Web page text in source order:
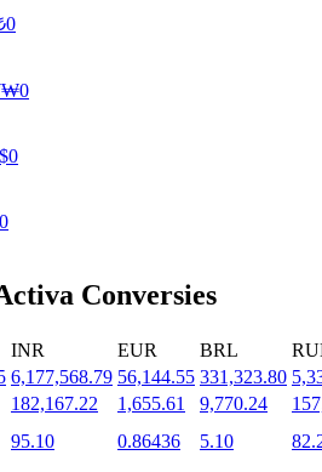
toegang
tokens te verdienen.
0
₩0
$0
0
Conversies
INR EUR BRL
6,177,568.79 56,144.55 331,323.80
182,167.22 1,655.61 9,770.24
95.10 0.86436 5.10